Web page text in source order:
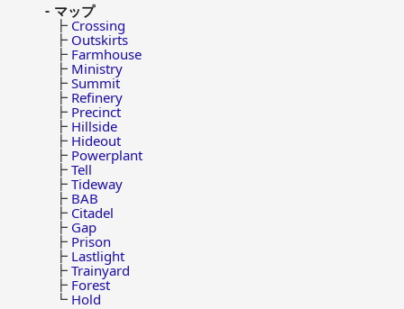
マップ
┣ Crossing
┣ Outskirts
┣ Farmhouse
┣ Ministry
┣ Summit
┣ Refinery
┣ Precinct
┣ Hillside
┣ Hideout
┣ Powerplant
┣ Tell
┣ Tideway
┣ BAB
┣ Citadel
┣ Gap
┣ Prison
┣ Lastlight
┣ Trainyard
┣ Forest
┗ Hold